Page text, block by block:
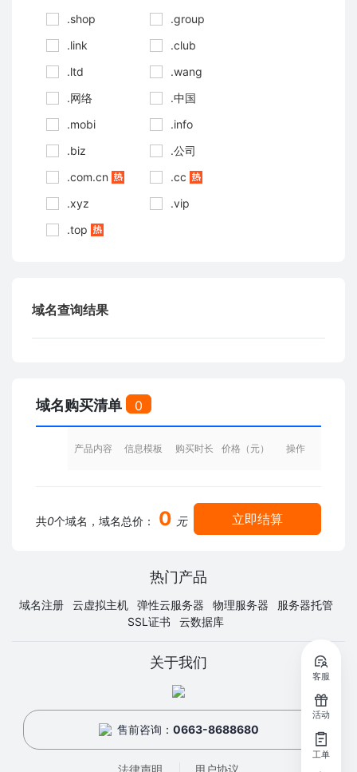
.shop
.group
.link
.club
.ltd
.wang
.网络
.中国
.mobi
.info
.biz
.公司
.com.cn
.cc
.xyz
.vip
.top
域名查询结果
域名购买清单 0
产品内容 信息模板 购买时长 价格（元） 操作
共0个域名，域名总价： 0 元 立即结算
热门产品
域名注册 云虚拟主机 弹性云服务器 物理服务器
服务器托管
SSL证书
云数据库
关于我们
售前咨询： 0663-8688680
法律声明 用户协议
客服
活动
工单